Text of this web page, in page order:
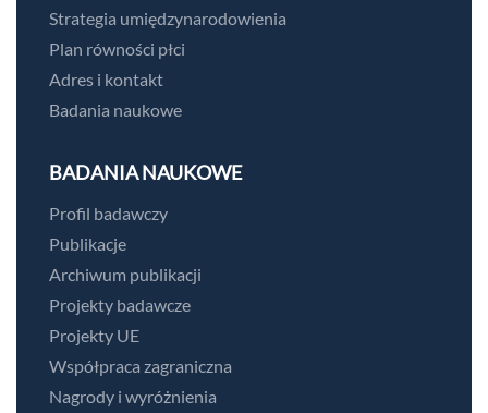
Strategia umiędzynarodowienia
Plan równości płci
Adres i kontakt
Badania naukowe
BADANIA NAUKOWE
Profil badawczy
Publikacje
Archiwum publikacji
Projekty badawcze
Projekty UE
Współpraca zagraniczna
Nagrody i wyróżnienia